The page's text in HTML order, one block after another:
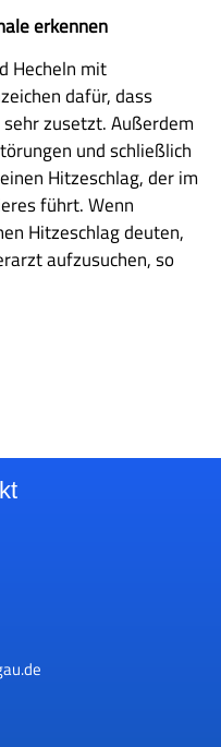
erkennen
Hecheln mit
dafür, dass
zusetzt. Außerdem
und schließlich
Hitzeschlag, der im
führt. Wenn
Hitzeschlag deuten,
aufzusuchen, so
d